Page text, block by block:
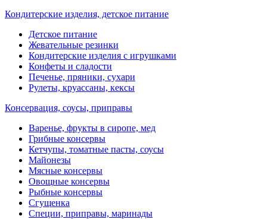
Кондитерские изделия, детское питание
Детское питание
Жевательные резинки
Кондитерские изделия с игрушками
Конфеты и сладости
Печенье, пряники, сухари
Рулеты, круассаны, кексы
Консервация, соусы, приправы
Варенье, фрукты в сиропе, мед
Грибные консервы
Кетчупы, томатные пасты, соусы
Майонезы
Мясные консервы
Овощные консервы
Рыбные консервы
Сгущенка
Специи, приправы, маринады